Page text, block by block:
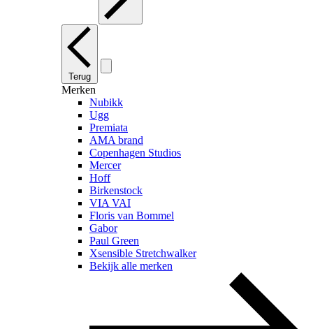
Terug
Merken
Nubikk
Ugg
Premiata
AMA brand
Copenhagen Studios
Mercer
Hoff
Birkenstock
VIA VAI
Floris van Bommel
Gabor
Paul Green
Xsensible Stretchwalker
Bekijk alle merken